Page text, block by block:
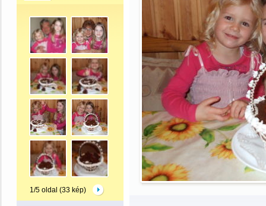
1/5 oldal (33 kép)